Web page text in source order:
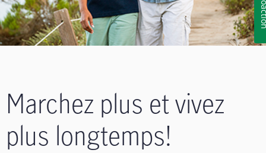
Marchez plus et vivez
plus longtemps!